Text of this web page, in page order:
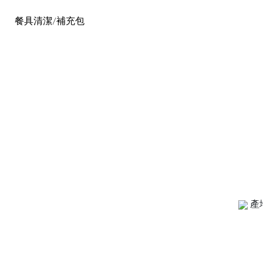
餐具清潔/補充包
產